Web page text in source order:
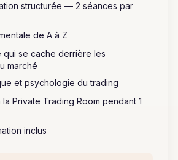
structurée — 2 séances par
de A à Z
qui se cache derrière les
marché
et psychologie du trading
Private Trading Room pendant 1
inclus